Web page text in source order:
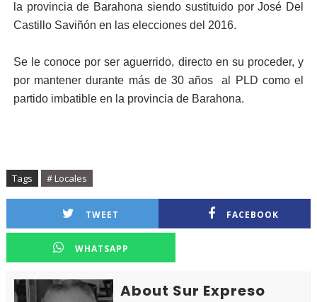
la provincia de Barahona siendo sustituido por José Del
Castillo Saviñón en las elecciones del 2016.
Se le conoce por ser aguerrido, directo en su proceder, y
por mantener durante más de 30 años
al PLD como el
partido imbatible en la provincia de Barahona.
Tags # Locales
TWEET FACEBOOK
WHATSAPP
About Sur Expreso